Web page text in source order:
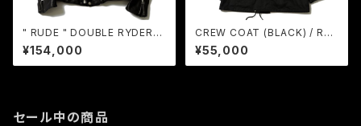
" RUDE " DOUBLE RYDERS
/ RUDE GALLERY
¥154,000
CREW COAT (BLACK) / RU
DE GALLERY
¥55,000
セール中の商品